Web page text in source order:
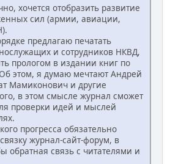
хочется отобразить развитие
сил (армии, авиации,
предлагаю печатать
и сотрудников НКВД,
прологом в издании книг по
этом, я думаю мечтают Андрей
Мамиконович и другие
в этом смысле журнал сможет
проверки идей и мыслей
прогресса обязательно
журнал-сайт-форум, в
обратная связь с читателями и